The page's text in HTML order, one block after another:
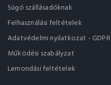
Súgó szállásadóknak
Felhasználási feltételek
Adatvédelmi nyilatkozat - GDPR
Működési szabályzat
Lemondási feltételek